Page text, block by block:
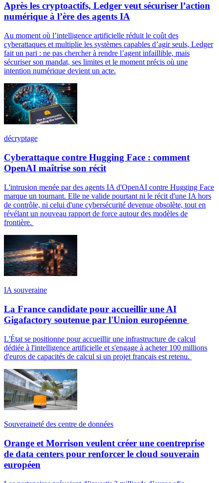
Après les cryptoactifs, Ledger veut sécuriser l’action
numérique à l’ère des agents IA
Au moment où l’intelligence artificielle réduit le coût des
cyberattaques et multiplie les systèmes capables d’agir seuls, Ledger
fait un pari : ne pas chercher à rendre l’agent infaillible, mais
sécuriser son mandat, ses limites et le moment précis où une
intention numérique devient un acte.
décryptage
Cyberattaque contre Hugging Face : comment
OpenAI maîtrise son récit
L'intrusion menée par des agents IA d'OpenAI contre Hugging Face
marque un tournant. Elle ne valide pourtant ni le récit d'une IA hors
de contrôle, ni celui d'une cybersécurité devenue obsolète, tout en
révélant un nouveau rapport de force autour des modèles de
frontière.
IA souveraine
La France candidate pour accueillir une AI
Gigafactory soutenue par l'Union européenne
L'État se positionne pour accueillir une infrastructure de calcul
dédiée à l'intelligence artificielle et s'engage à acheter 100 millions
d'euros de capacités de calcul si un projet français est retenu.
Souveraineté des centre de données
Orange et Morrison veulent créer une coentreprise
de data centers pour renforcer le cloud souverain
européen